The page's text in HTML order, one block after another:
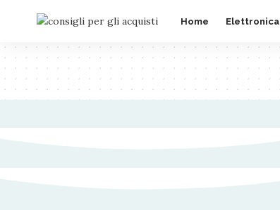
Home Elettronica